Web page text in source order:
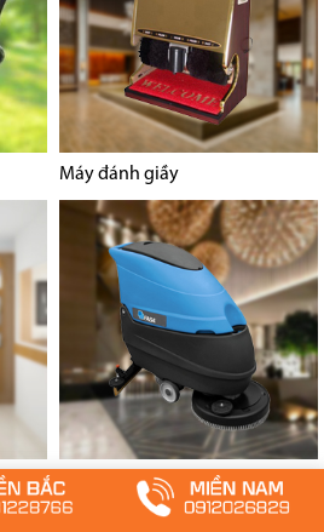
Máy đánh giầy
Thiết bị công nghiệp